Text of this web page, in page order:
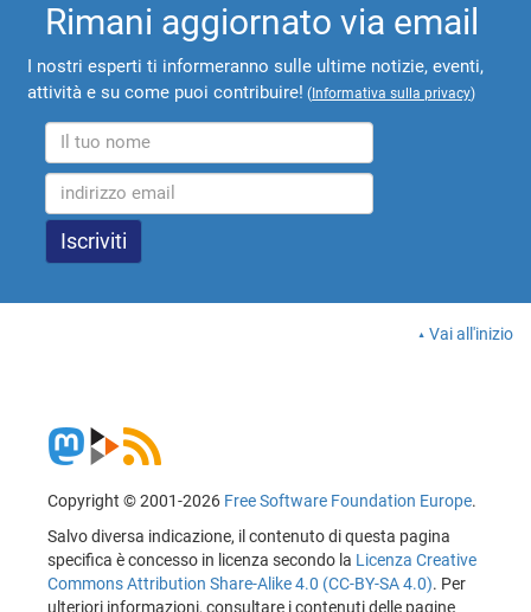
Rimani aggiornato via email
I nostri esperti ti informeranno sulle ultime notizie, eventi,
attività e su come puoi contribuire! ( Informativa sulla privacy)
Vai all'inizio
Copyright © 2001-2026 Free Software Foundation Europe.
Salvo diversa indicazione, il contenuto di questa pagina
specifica è concesso in licenza secondo la Licenza Creative
Commons Attribution Share-Alike 4.0 (CC-BY-SA 4.0). Per
ulteriori informazioni, consultare i contenuti delle pagine